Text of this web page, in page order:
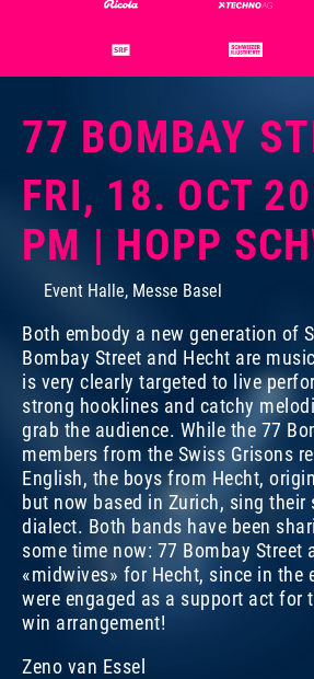
77 BOMBAY
FRI, 18. OCT
PM | HOPP
Event Halle, Messe Basel
Both embody a new generation of
Bombay Street and Hecht are
is very clearly targeted to live
strong hooklines and catchy
grab the audience. While the 77
members from the Swiss Grisons
English, the boys from Hecht,
but now based in Zurich, sing their
dialect. Both bands have been
some time now: 77 Bombay Street
«midwives» for Hecht, since in the
were engaged as a support act for
win arrangement!
Zeno van Essel